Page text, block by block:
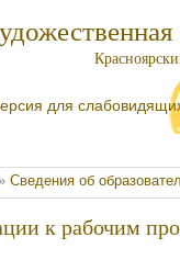
для
Сведения об
к рабочим